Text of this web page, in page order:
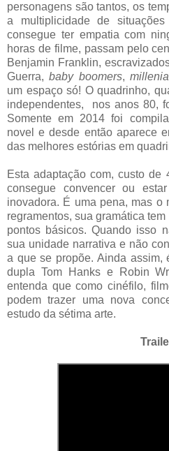
personagens são tantos, os
a multiplicidade de
consegue ter empatia com
horas de filme, passam pelo
Benjamin Franklin,
Guerra, baby boomers,
um espaço só! O quadrinho,
independentes, nos anos 80,
Somente em 2014 foi
novel e desde então aparece
das melhores estórias em
Esta adaptação com, custo
consegue convencer ou
inovadora. É uma pena, mas o
regramentos, sua gramática
pontos básicos. Quando isso
sua unidade narrativa e não
a que se propõe. Ainda assim,
dupla Tom Hanks e Robin
entenda que como cinéfilo,
podem trazer uma nova
estudo da sétima arte.